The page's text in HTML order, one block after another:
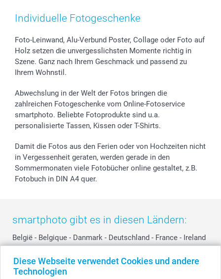
Diese Webseite verwendet Cookies und andere
Technologien
Zubehör & Material
Sticker & Etiketten
Geschenk-Gutscheine (PDF)
AGB
Presse
Partnerprogramme
Investor Relations
Widerrufsrecht
Muttertag
Kommunion & Konfirmation
Hochzeit
Geburtstag
Zu allen Anlässen
Preise und Versandkosten
48h Lieferung
Zahlungsmöglichkeiten
Anmelden /Registrieren
Status der Bestellung
smartfriends
smartgarantie
smartbonus
Individuelle Fotogeschenke
Foto-Leinwand, Alu-Verbund Poster, Collage oder Foto auf
Holz setzen die unvergesslichsten Momente richtig in
Szene. Ganz nach Ihrem Geschmack und passend zu
Ihrem Wohnstil.
Abwechslung in der Welt der Fotos bringen die
zahlreichen Fotogeschenke vom Online-Fotoservice
smartphoto. Beliebte Fotoprodukte sind u.a.
personalisierte Tassen, Kissen oder T-Shirts.
Damit die Fotos aus den Ferien oder von Hochzeiten nicht
in Vergessenheit geraten, werden gerade in den
Sommermonaten viele Fotobücher online gestaltet, z.B.
Fotobuch in DIN A4 quer.
smartphoto gibt es in diesen Ländern:
België - Belgique - Danmark - Deutschland - France - Ireland
Switzerland - Suomi - Sverige - United Kingdom -
Other Countries